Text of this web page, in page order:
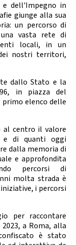
Territorio
Albo Soci
Media
e dell'Impegno in
giunge alla sua
un percorso di
vasta rete di
enti locali, in un
nostri territori,
dallo Stato e la
in piazza del
elenco delle
al centro il valore
e di quanti oggi
dalla memoria di
e approfondita
percorsi di
molta strada è
i percorsi
per raccontare
a Roma, alla
è stato